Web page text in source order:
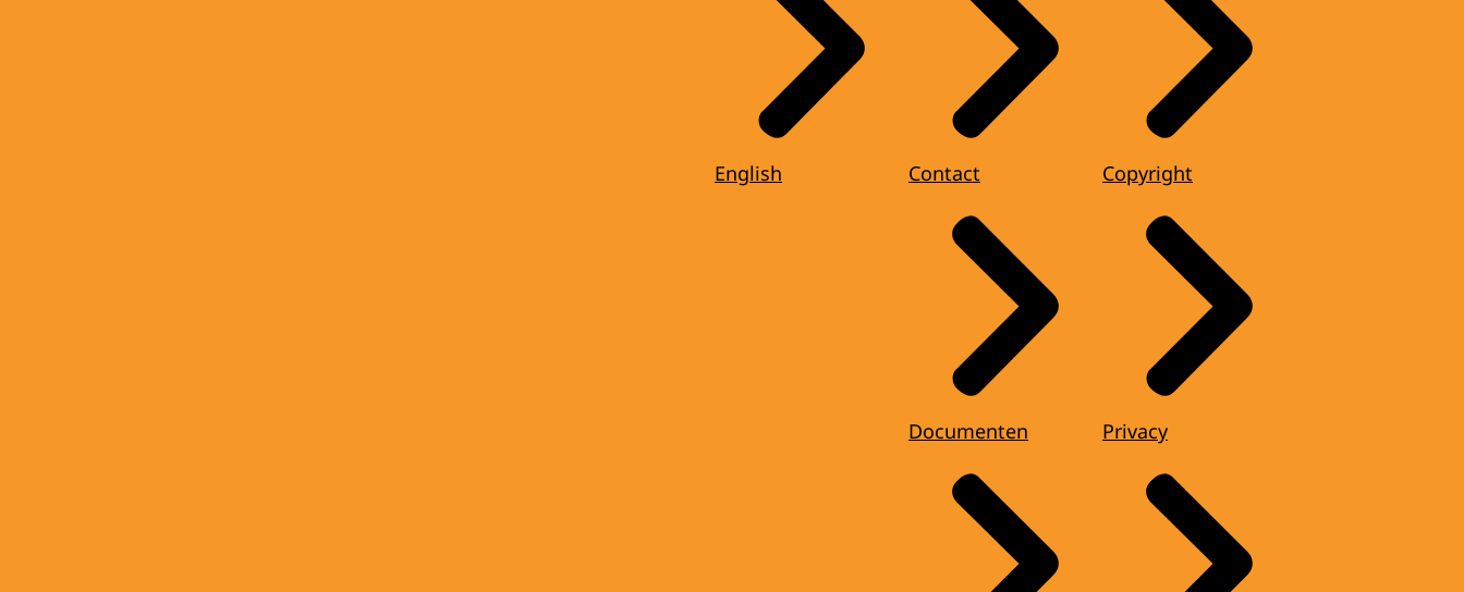
English Contact
Documenten
Copyright
Privacy